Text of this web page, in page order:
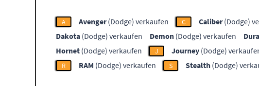
A Avenger(Dodge) verkaufen C Caliber(Dodge)
Dakota (Dodge) verkaufen Demon (Dodge) verkaufen
Hornet (Dodge) verkaufen J Journey (Dodge)
R RAM (Dodge) verkaufen S Stealth (Dodge)